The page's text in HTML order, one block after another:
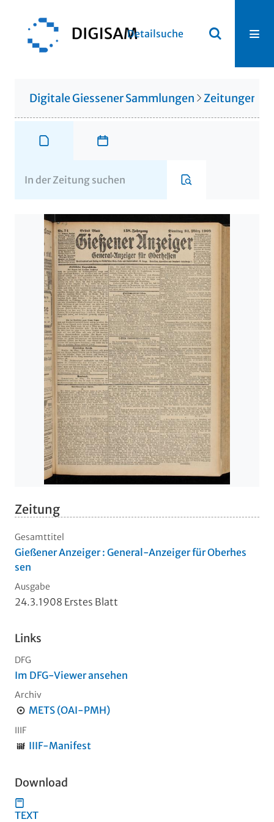
Detailsuche
Digitale Giessener Sammlungen Zeitungen
Zeitung
Gesamttitel
Gießener Anzeiger : General-Anzeiger für Oberhes
sen
Ausgabe
24.3.1908 Erstes Blatt
Links
DFG
Im DFG-Viewer ansehen
Archiv
METS (OAI-PMH)
IIIF
IIIF-Manifest
Download
TEXT